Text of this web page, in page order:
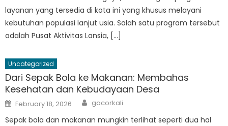
layanan yang tersedia di kota ini yang khusus melayani
kebutuhan populasi lanjut usia. Salah satu program tersebut
adalah Pusat Aktivitas Lansia, […]
Uncategorized
Dari Sepak Bola ke Makanan: Membahas
Kesehatan dan Kebudayaan Desa
Posted
on
February 18, 2026 Author
gacorkali
Sepak bola dan makanan mungkin terlihat seperti dua hal